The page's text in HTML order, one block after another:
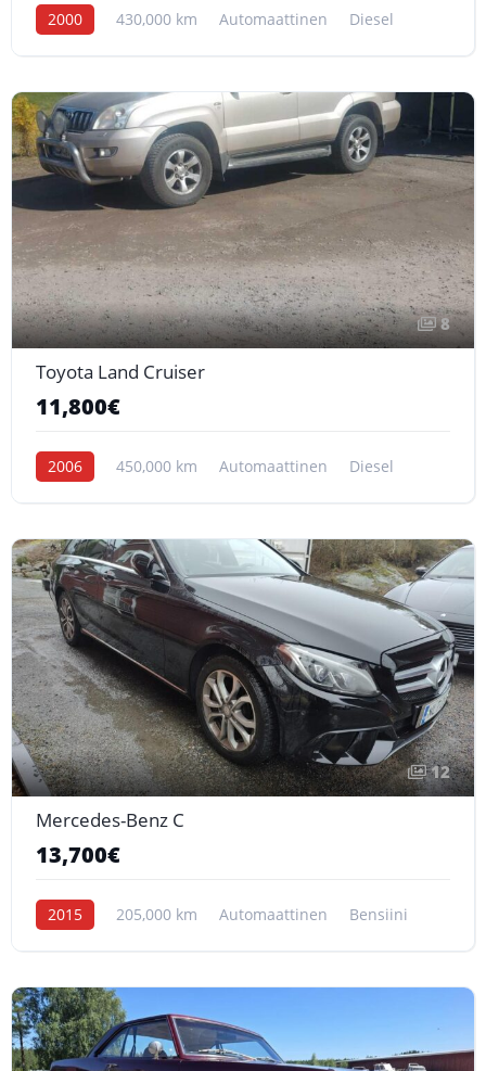
2000 430,000 km Automaattinen Diesel
8
Toyota Land Cruiser
11,800€
2006 450,000 km Automaattinen Diesel
12
Mercedes-Benz C
13,700€
2015 205,000 km Automaattinen Bensiini